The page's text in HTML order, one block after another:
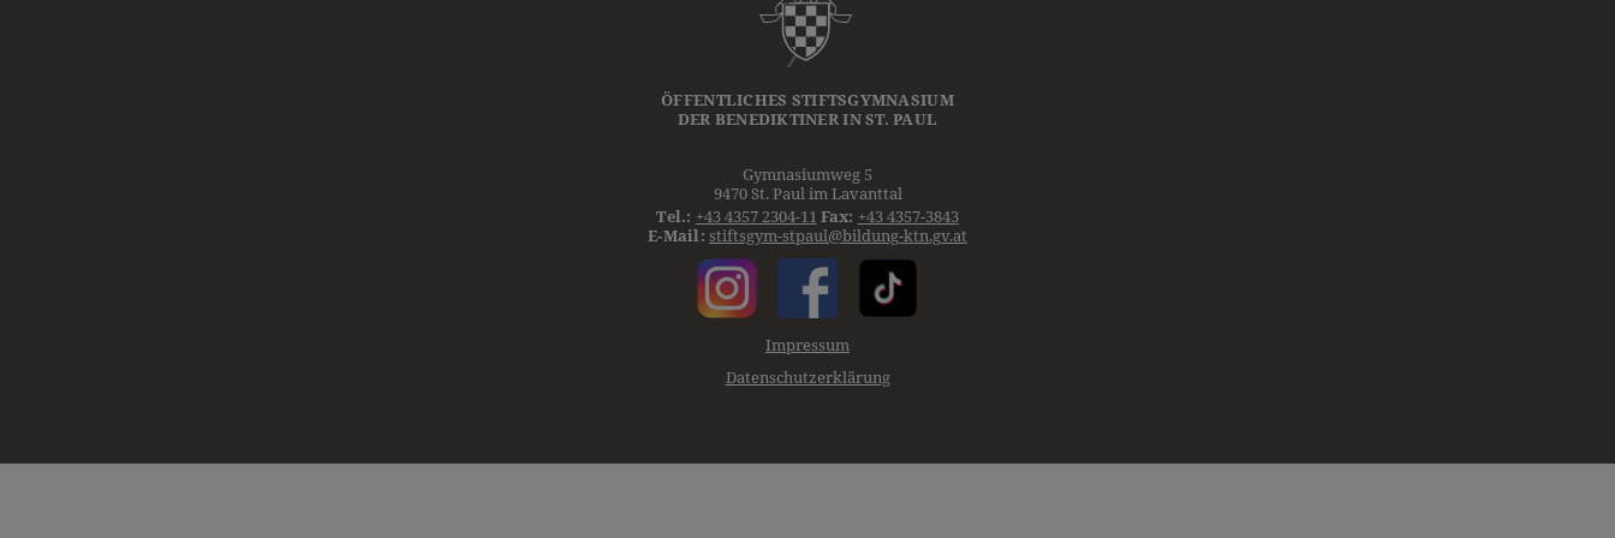
ÖFFENTLICHES STIFTSGYMNASIUM
DER BENEDIKTINERIN ST. PAUL
Gymnasiumweg 5
9470 St. Paul im Lavanttal
Tel.: +43 4357 2304-11 Fax: +43 4357-3843
E-Mail: stiftsgym-stpaul@bildung-ktn.gv.at
Impressum
Datenschutzerklärung